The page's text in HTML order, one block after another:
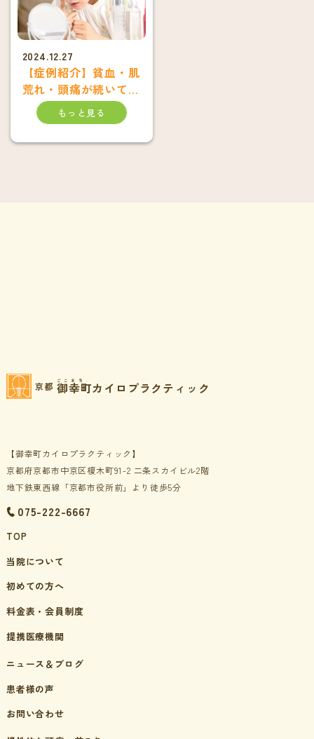
2024.12.27
【症例紹介】貧血・肌
荒れ・頭痛が続いてい
た20代女性の改善例
もっと見る
京都 ごこまち
御幸町カイロプラクティック
【御幸町カイロプラクティック】
京都府京都市中京区榎木町91-2 二条スカイビル2階
地下鉄東西線「京都市役所前」より徒歩5分
075-222-6667
TOP
当院について
初めての方へ
料金表・会員制度
提携医療機関
ニュース＆ブログ
患者様の声
お問い合わせ